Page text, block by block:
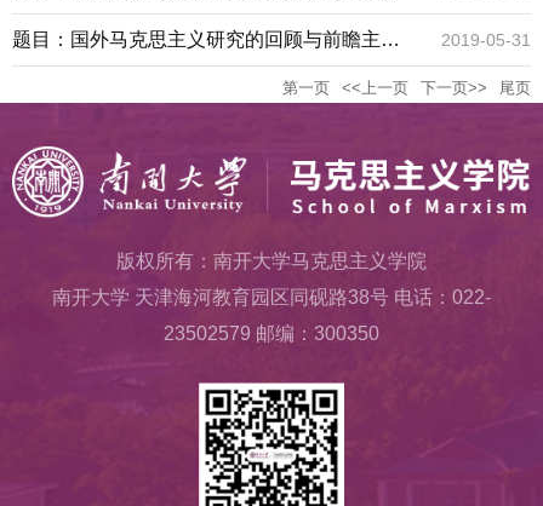
月 教授地点：马克思主义学院208教室
题目：国外马克思主义研究的回顾与前瞻主讲
人：郑一明地点：马克思主义学院206教室
2019-05-31
第一页 <<上一页 下一页>> 尾页
版权所有：南开大学马克思主义学院
南开大学 天津海河教育园区同砚路38号 电话：022-
23502579 邮编：300350